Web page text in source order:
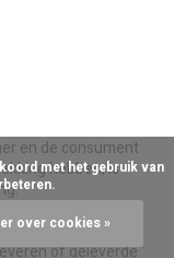
en de consument
hebben, is
over de
met
of geleverde
over cookies »